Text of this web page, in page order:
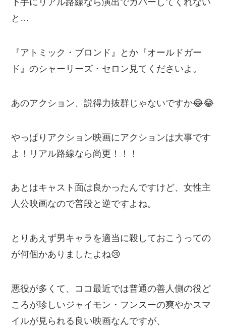
下手にリアル路線なら演出でカバーしてくれない
と…
『アトミック・ブロンド』とか『オールドガー
ド』のシャーリーズ・セロン見てくださいよ。
あのアクション、説得力抜群じゃないですか😂😂
やっぱりアクション映画にアクションは大事です
よ！リアル路線なら尚更！！！
あとはキャスト面は良かったんですけど、女性主
人公映画なので普段と逆ですよね。
とりあえず男キャラを適当に殺しておこうっての
が何個かありましたよね😢
悪役が多くて、ココ最近では普通の善人側の役ど
ころが珍しいジャイモン・フンスーの爽やかスマ
イルが見られる良い映画なんですが、